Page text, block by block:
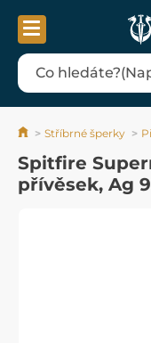
Stříbrné šperky
Spitfire
přívěsek, Ag